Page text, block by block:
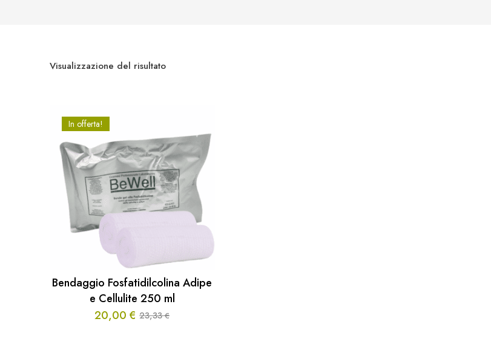
Visualizzazione del risultato
In offerta!
Bendaggio Fosfatidilcolina Adipe
e Cellulite 250 ml
23,33€
Il
20,00€
Il